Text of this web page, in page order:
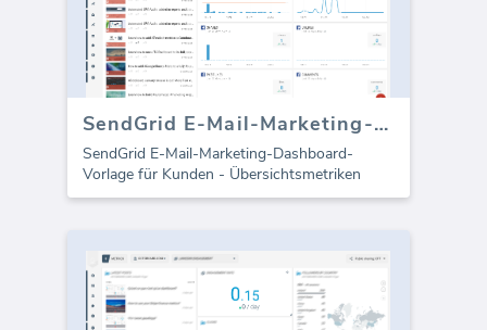
SendGrid E-Mail-Marketing-Dashboard
SendGrid E-Mail-Marketing-Dashboard-
Vorlage für Kunden - Übersichtsmetriken